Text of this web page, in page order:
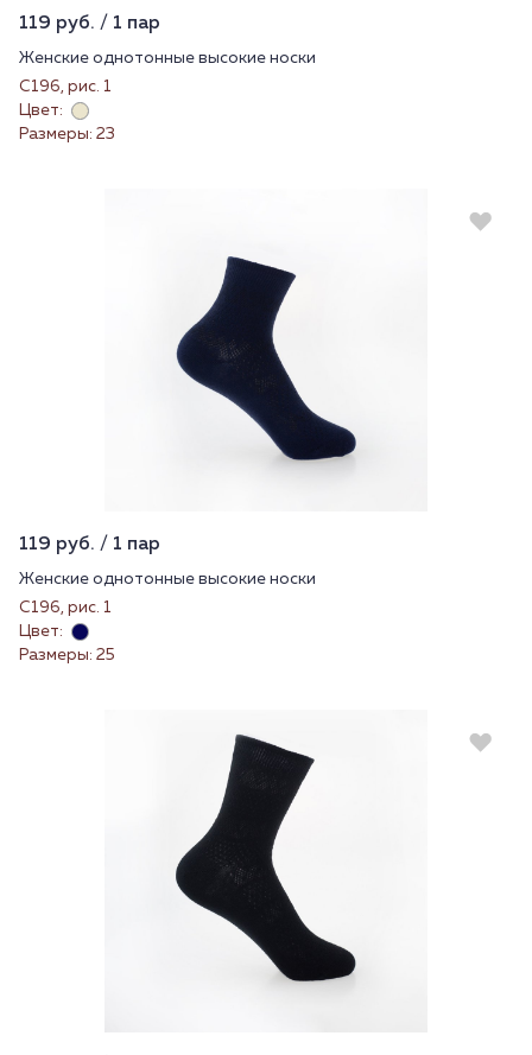
119 руб. / 1 пар
Женские однотонные высокие носки
С196, рис. 1
Цвет:
Размеры: 23
119 руб. / 1 пар
Женские однотонные высокие носки
С196, рис. 1
Цвет:
Размеры: 25